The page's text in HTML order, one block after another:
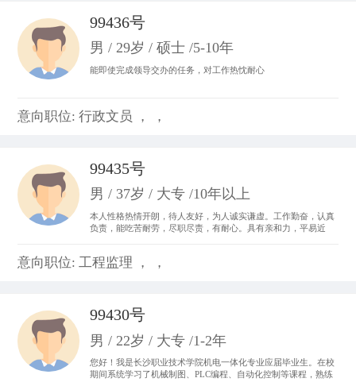
99436号
男 / 29岁 / 硕士 /5-10年
能即使完成领导交办的任务，对工作热忱耐心
意向职位: 行政文员 ， ，
99435号
男 / 37岁 / 大专 /10年以上
本人性格热情开朗，待人友好，为人诚实谦虚。工作勤奋，认真
负责，能吃苦耐劳，尽职尽责，有耐心。具有亲和力，平易近
的精神，并从工作中体会到乐趣，尽心尽力。
意向职位: 工程监理 ， ，
99430号
男 / 22岁 / 大专 /1-2年
您好！我是长沙职业技术学院机电一体化专业应届毕业生。在校
期间系统学习了机械制图、PLC编程、自动化控制等课程，熟练